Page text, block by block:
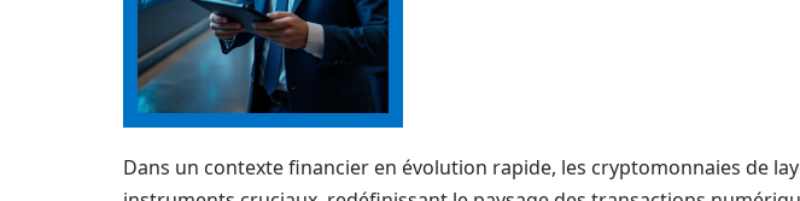
Dans un contexte financier en évolution rapide, les cryptomonnaies de